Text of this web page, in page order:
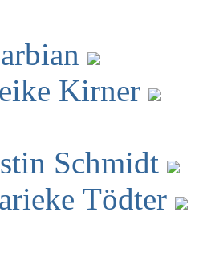
Kirner
Schmidt
Tödter